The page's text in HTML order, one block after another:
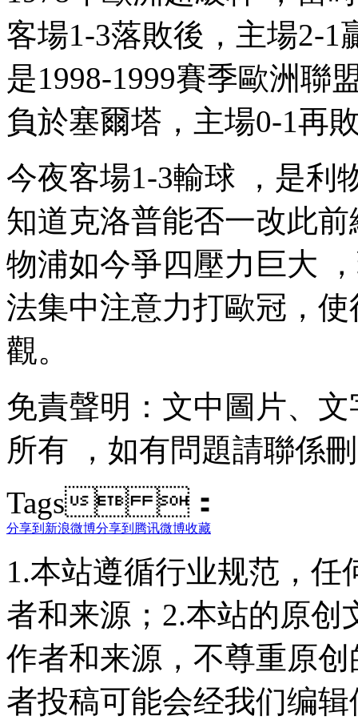
客場1-3落敗後，主場2-
是1998-1999賽季歐洲聯
負於塞爾塔，主場0-1再敗
今夜客場1-3輸球 ，是利
知道克洛普能否一改此前
物浦如今爭四壓力巨大 
法集中注意力打歐冠
觀。
免責聲明 ：文中圖片
所有 ，如有問題請聯係刪除
Tags ：
分享到新浪微博分享到腾讯微博收藏
1.本站遵循行业规范，
者和来源；2.本站的原
作者和来源，不尊重原
者投稿可能会经我们编